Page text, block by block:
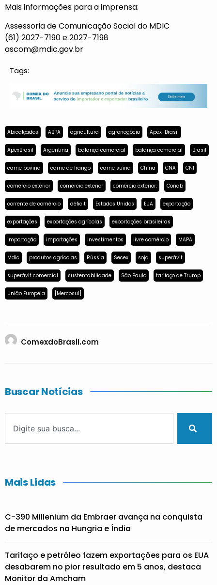
Mais informações para a imprensa:
Assessoria de Comunicação Social do MDIC
(61) 2027-7190 e 2027-7198
ascom@mdic.gov.br
Tags:
Abicalçados ABPA agricultura agronegócio Apex-Brasil
ApexBrasil Argentina balança comercial balança comercial Brasil
carne bovina carne de frango carne suína China CNA CNI
comércio exterior comércio exterior comércio exterior. Conab
corrente de comércio déficit Estados Unidos EUA exportação
exportações exportações agrícolas exportações brasileiras
importação importações investimentos livre comércio MAPA
Mdic produtos agrícolas Rússia Secex soja superávit
superávit comercial sustentabilidade São Paulo tarifaço de Trump
União Europeia [Mercosul]
ComexdoBrasil.com
Buscar Notícias
Mais Lidas
C-390 Millenium da Embraer avança na conquista
de mercados na Hungria e Índia
Tarifaço e petróleo fazem exportações para os EUA
desabarem no pior resultado em 5 anos, destaca
Monitor da Amcham